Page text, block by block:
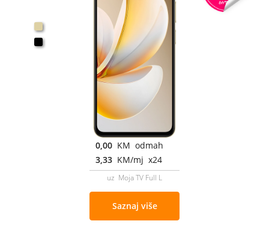
0,00 KM odmah
3,33 KM/mj x24
uz Moja TV Full L
Saznaj više